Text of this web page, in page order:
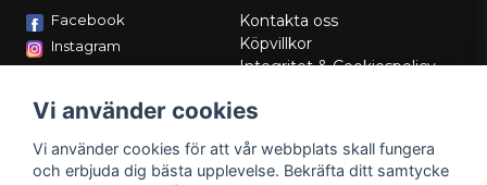
Facebook
Instagram
Kontakta oss
Köpvillkor
Integritet & Cookiespolicy
Service/Garanti
Lådritning
Vi använder cookies
Vi använder cookies för att vår webbplats skall fungera
och erbjuda dig bästa upplevelse. Bekräfta ditt samtycke